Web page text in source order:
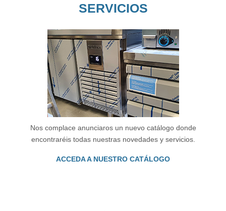
SERVICIOS
Nos complace anunciaros un nuevo catálogo donde
encontraréis todas nuestras novedades y servicios.
ACCEDA A NUESTRO CATÁLOGO